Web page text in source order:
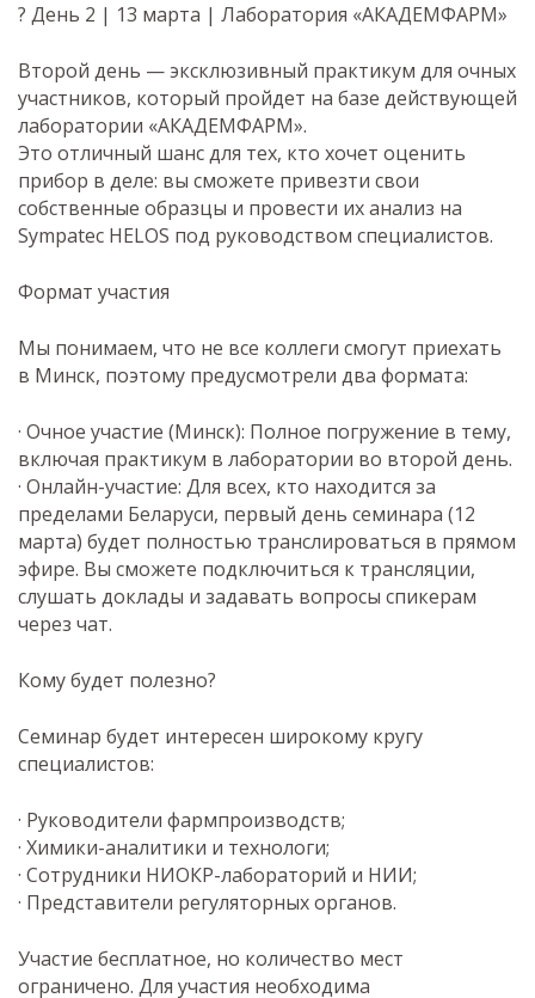
? День 2 | 13 марта | Лаборатория «АКАДЕМФАРМ»
Второй день — эксклюзивный практикум для очных
участников, который пройдет на базе действующей
лаборатории «АКАДЕМФАРМ».
Это отличный шанс для тех, кто хочет оценить
прибор в деле: вы сможете привезти свои
собственные образцы и провести их анализ на
Sympatec HELOS под руководством специалистов.
Формат участия
Мы понимаем, что не все коллеги смогут приехать
в Минск, поэтому предусмотрели два формата:
· Очное участие (Минск): Полное погружение в тему,
включая практикум в лаборатории во второй день.
· Онлайн-участие: Для всех, кто находится за
пределами Беларуси, первый день семинара (12
марта) будет полностью транслироваться в прямом
эфире. Вы сможете подключиться к трансляции,
слушать доклады и задавать вопросы спикерам
через чат.
Кому будет полезно?
Семинар будет интересен широкому кругу
специалистов:
· Руководители фармпроизводств;
· Химики-аналитики и технологи;
· Сотрудники НИОКР-лабораторий и НИИ;
· Представители регуляторных органов.
Участие бесплатное, но количество мест
ограничено. Для участия необходима